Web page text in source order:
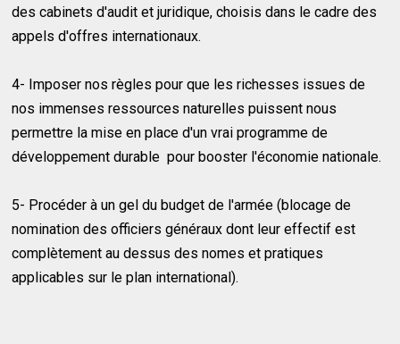
des cabinets d'audit et juridique, choisis dans le cadre des
appels d'offres internationaux.
4- Imposer nos règles pour que les richesses issues de
nos immenses ressources naturelles puissent nous
permettre la mise en place d'un vrai programme de
développement durable pour booster l'économie nationale.
5- Procéder à un gel du budget de l'armée (blocage de
nomination des officiers généraux dont leur effectif est
complètement au dessus des nomes et pratiques
applicables sur le plan international).